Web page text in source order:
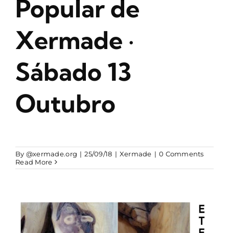
CONTACTO
Popular de
Xermade ·
Sábado 13
Outubro
By @xermade.org | 25/09/18 | Xermade | 0 Comments
Read More